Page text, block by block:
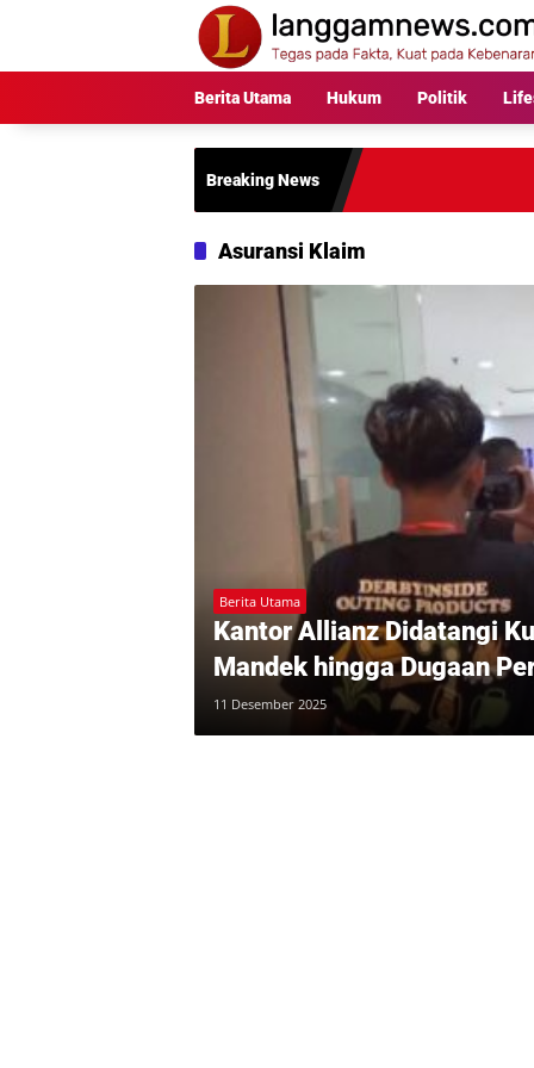
Berita Utama Hukum Politik
Breaking News
Asuransi Klaim
Berita Utama
Kantor Allianz Didatangi
Mandek hingga Dugaan
11 Desember 2025